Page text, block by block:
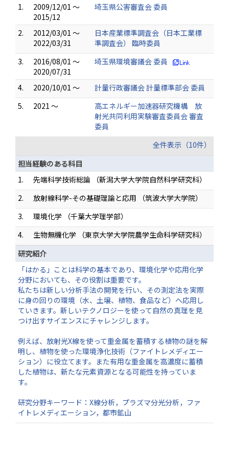
1.
2009/12/01 ～
2015/12
埼玉県公害審査会 委員
2.
2012/03/01 ～
2022/03/31
日本産業標準調査会（日本工業標
準調査会） 臨時委員
3.
2016/08/01 ～
2020/07/31
埼玉県環境審議会 委員
4. 2020/10/01 ～
計量行政審議会 計量標準部会 委員
5.
2021 ～
高エネルギー加速器研究機構 放
射光共同利用実験審査委員会 審査
委員
全件表示（10件）
担当経験のある科目
1.
先端科学技術総論 （新潟大学大学院自然科学研究科）
2.
放射線科学-その基礎理論と応用 （筑波大学大学院）
3.
環境化学 （千葉大学理学部）
4.
生物無機化学 （東京大学大学院農学生命科学研究科）
研究紹介
「はかる」ことは科学の基本であり、環境化学や応用化学
分野においても、その役割は重要です。
私たちは新しい分析手法の開発を行い、その測定法を実際
に身の回りの環境（水、土壌、植物、食品など）へ応用し
ていきます。新しいテクノロジーを使って自然の真理を見
つけ出すサイエンスにチャレンジします。
例えば、放射光X線を使って重金属を蓄積する植物の謎を解
明し、植物を使った環境浄化技術（ファイトレメディエー
ション）に役立てます。また有用な重金属を高濃度に蓄積
した植物は、新たな元素資源となる可能性を持っていま
す。
研究分野キーワード：X線分析，プラズマ分光分析，ファ
イトレメディエーション，都市鉱山